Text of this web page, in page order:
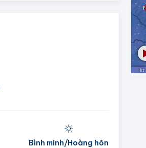
Bình minh/Hoàng hôn